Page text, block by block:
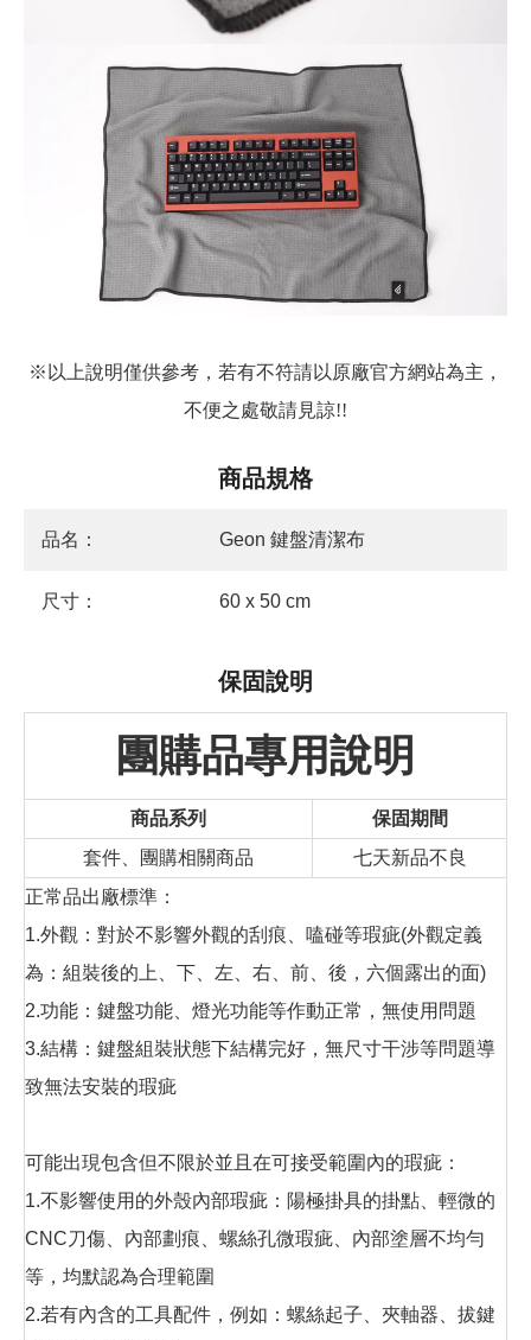
※以上說明僅供參考，若有不符請以原廠官方網站為主，
不便之處敬請見諒!!
商品規格
品名： Geon 鍵盤清潔布
尺寸： 60 x 50 cm
保固說明
團購品專用說明
商品系列
保固期間
套件、團購相關商品
七天新品不良
正常品出廠標準：
1.外觀：對於不影響外觀的刮痕、嗑碰等瑕疵(外觀定義
為：組裝後的上、下、左、右、前、後，六個露出的面)
2.功能：鍵盤功能、燈光功能等作動正常，無使用問題
3.結構：鍵盤組裝狀態下結構完好，無尺寸干涉等問題導
致無法安裝的瑕疵
可能出現包含但不限於並且在可接受範圍內的瑕疵：
1.不影響使用的外殼內部瑕疵：陽極掛具的掛點、輕微的
CNC刀傷、內部劃痕、螺絲孔微瑕疵、內部塗層不均勻
等，均默認為合理範圍
2.若有內含的工具配件，例如：螺絲起子、夾軸器、拔鍵